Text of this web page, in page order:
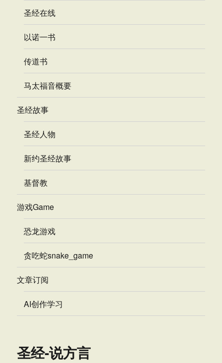
圣经在线
以诺一书
传道书
马太福音概要
圣经故事
圣经人物
新约圣经故事
基督教
游戏Game
恐龙游戏
贪吃蛇snake_game
文章订阅
AI创作学习
圣经-说方言